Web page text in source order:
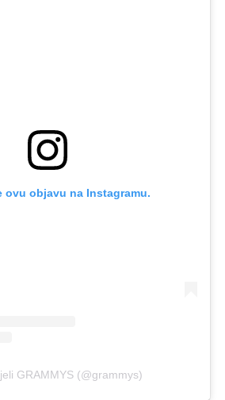
ovu objavu na Instagramu.
GRAMMYS (@grammys)